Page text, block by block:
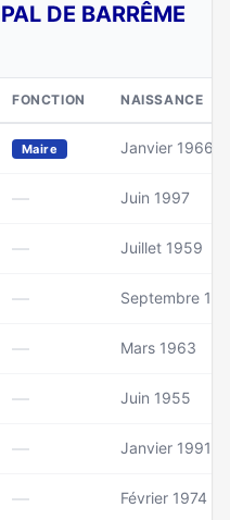
DE BARRÊME
FONCTION NAISSANCE
Maire Janvier 1966
— Juin 1997
— Juillet 1959
— Septembre
— Mars 1963
— Juin 1955
— Janvier 1991
— Février 1974